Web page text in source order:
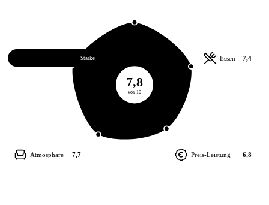
7,8
von 10
Essen 7,4
Preis-Leistung 6,8
Atmosphäre 7,7
Stärke